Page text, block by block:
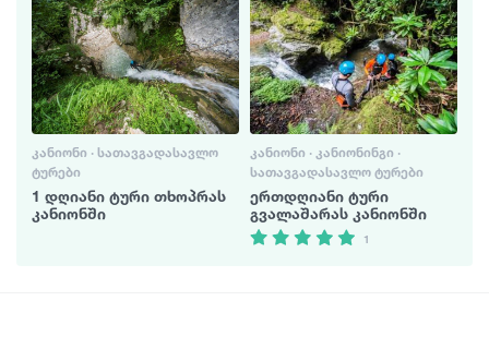
ᲙᲐᲜᲘᲝᲜᲘ · ᲡᲐᲗᲐᲕᲒᲐᲓᲐᲡᲐᲕᲚᲝ
ᲢᲣᲠᲔᲑᲘ
1 დღიანი ტური თხოპრას
კანიონში
ᲙᲐᲜᲘᲝᲜᲘ · ᲙᲐᲜᲘᲝᲜᲘᲜᲒᲘ ·
ᲡᲐᲗᲐᲕᲒᲐᲓᲐᲡᲐᲕᲚᲝ ᲢᲣᲠᲔᲑᲘ
ერთდღიანი ტური
გვალაშარას კანიონში
1